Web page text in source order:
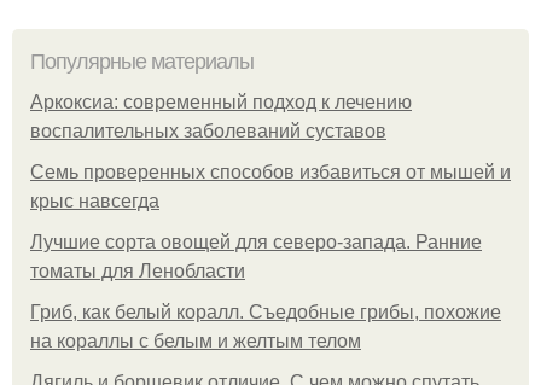
Популярные материалы
Аркоксиа: современный подход к лечению
воспалительных заболеваний суставов
Семь проверенных способов избавиться от мышей и
крыс навсегда
Лучшие сорта овощей для северо-запада. Ранние
томаты для Ленобласти
Гриб, как белый коралл. Съедобные грибы, похожие
на кораллы с белым и желтым телом